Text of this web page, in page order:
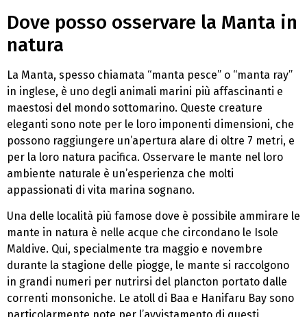
Dove posso osservare la Manta in
natura
La Manta, spesso chiamata “manta pesce” o “manta ray”
in inglese, è uno degli animali marini più affascinanti e
maestosi del mondo sottomarino. Queste creature
eleganti sono note per le loro imponenti dimensioni, che
possono raggiungere un’apertura alare di oltre 7 metri, e
per la loro natura pacifica. Osservare le mante nel loro
ambiente naturale è un’esperienza che molti
appassionati di vita marina sognano.
Una delle località più famose dove è possibile ammirare le
mante in natura è nelle acque che circondano le Isole
Maldive. Qui, specialmente tra maggio e novembre
durante la stagione delle piogge, le mante si raccolgono
in grandi numeri per nutrirsi del plancton portato dalle
correnti monsoniche. Le atoll di Baa e Hanifaru Bay sono